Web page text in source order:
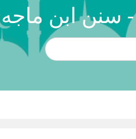
- سنن ابن ماجه